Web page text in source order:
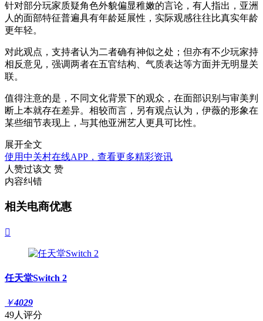
针对部分玩家质疑角色外貌偏显稚嫩的言论，有人指出，亚洲
人的面部特征普遍具有年龄延展性，实际观感往往比真实年龄
更年轻。
对此观点，支持者认为二者确有神似之处；但亦有不少玩家持
相反意见，强调两者在五官结构、气质表达等方面并无明显关
联。
值得注意的是，不同文化背景下的观众，在面部识别与审美判
断上本就存在差异。相较而言，另有观点认为，伊薇的形象在
某些细节表现上，与其他亚洲艺人更具可比性。
展开全文
使用中关村在线APP，查看更多精彩资讯
人赞过该文 赞
内容纠错
相关电商优惠

任天堂Switch 2
￥4029
49人评分